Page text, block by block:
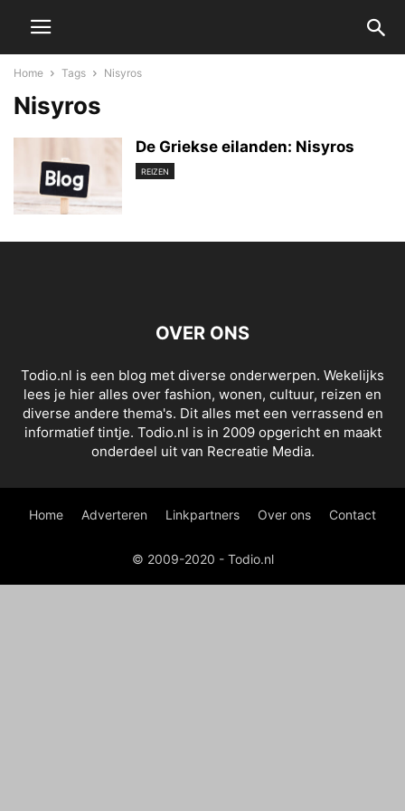
Home Tags Nisyros
Nisyros
De Griekse eilanden: Nisyros
REIZEN
OVER ONS
Todio.nl is een blog met diverse onderwerpen. Wekelijks
lees je hier alles over fashion, wonen, cultuur, reizen en
diverse andere thema's. Dit alles met een verrassend en
informatief tintje. Todio.nl is in 2009 opgericht en maakt
onderdeel uit van Recreatie Media.
Home Adverteren Linkpartners Over ons Contact
© 2009-2020 - Todio.nl